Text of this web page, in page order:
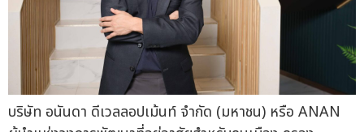
บริษัท อนันดา ดีเวลลอปเม้นท์ จำกัด (มหาชน) หรือ ANAN